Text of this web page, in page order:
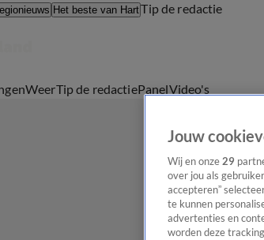
Het beste van HartTip de redactie
WeerTip de redactiePanelVideo's
Jouw
Wij en onze 29
over jou als
accepteren”
te kunnen
advertenties en
worden deze